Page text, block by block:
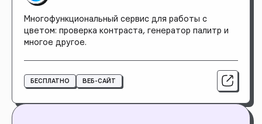
Многофункциональный сервис для работы с
цветом: проверка контраста, генератор палитр и
многое другое.
БЕСПЛАТНО ВЕБ-САЙТ